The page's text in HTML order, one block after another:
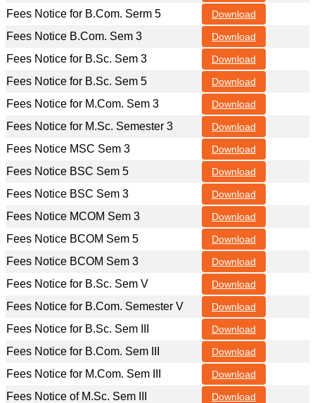
Fees Notice for B.Com. Serm 5 Download
Fees Notice B.Com. Sem 3 Download
Fees Notice for B.Sc. Sem 3 Download
Fees Notice for B.Sc. Sem 5 Download
Fees Notice for M.Com. Sem 3 Download
Fees Notice for M.Sc. Semester 3 Download
Fees Notice MSC Sem 3 Download
Fees Notice BSC Sem 5 Download
Fees Notice BSC Sem 3 Download
Fees Notice MCOM Sem 3 Download
Fees Notice BCOM Sem 5 Download
Fees Notice BCOM Sem 3 Download
Fees Notice for B.Sc. Sem V Download
Fees Notice for B.Com. Semester V Download
Fees Notice for B.Sc. Sem III Download
Fees Notice for B.Com. Sem III Download
Fees Notice for M.Com. Sem III Download
Fees Notice of M.Sc. Sem III Download